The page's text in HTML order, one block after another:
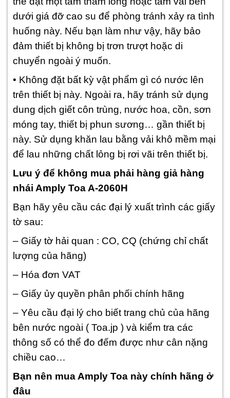
dưới giá đỡ cao su để phòng tránh xảy ra tình
huống này. Nếu bạn làm như vậy, hãy bảo
đảm thiết bị không bị trơn trượt hoặc di
chuyển ngoài ý muốn.
• Không đặt bất kỳ vật phẩm gì có nước lên
trên thiết bị này. Ngoài ra, hãy tránh sử dụng
dung dịch giết côn trùng, nước hoa, cồn, sơn
móng tay, thiết bị phun sương… gần thiết bị
này. Sử dụng khăn lau bằng vải khô mềm mại
để lau những chất lỏng bị rơi vãi trên thiết bị.
Lưu ý để không mua phải hàng giả hàng
nhái Amply Toa A-2060H
Bạn hãy yêu cầu các đại lý xuất trình các giấy
tờ sau:
– Giấy tờ hải quan : CO, CQ (chứng chỉ chất
lượng của hãng)
– Hóa đơn VAT
– Giấy ủy quyền phân phối chính hãng
– Yêu cầu đại lý cho biết trang chủ của hãng
bên nước ngoài ( Toa.jp ) và kiểm tra các
thông số có thể đo đếm được như cân nặng
chiều cao…
Bạn nên mua Amply Toa này chính hãng ở
đâu